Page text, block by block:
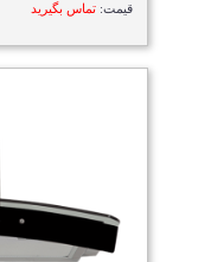
قیمت: تماس بگیرید